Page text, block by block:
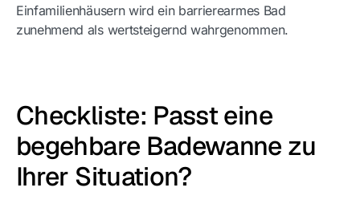
Einfamilienhäusern wird ein barrierearmes Bad
zunehmend als wertsteigernd wahrgenommen.
Checkliste: Passt eine
begehbare Badewanne zu
Ihrer Situation?